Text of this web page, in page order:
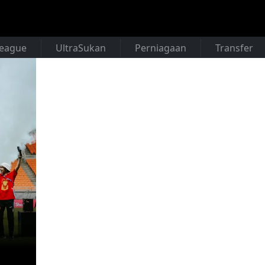
UltraSukan Perniagaan Transfer